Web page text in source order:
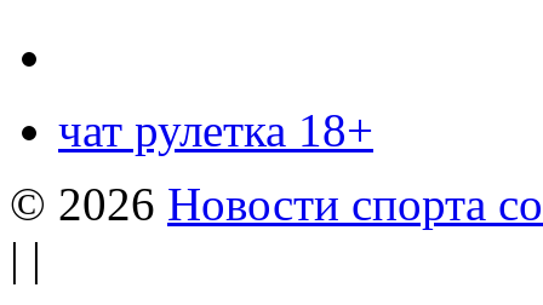
чат рулетка 18+
© 2026 Новости спорта
| |